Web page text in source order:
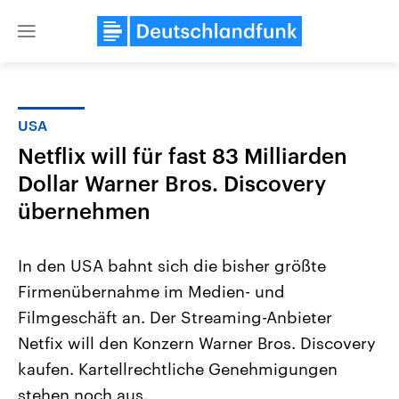
Close
Landtagswahl Sachsen-Anhalt
2026
Alle Informationen
Sachsen-Anhalt wählt am 6.
September 2026 einen neuen
Bundesland von einer Koalition aus
USA
Aktuelle Beiträge,
Hintergründe
Wirtschaftlich und
gehören die Vereinigten
den mächtigsten Ländern
USA
Netflix will für fast 83 Milliarden
Dollar Warner Bros. Discovery
übernehmen
In den USA bahnt sich die bisher größte
Firmenübernahme im Medien- und
Filmgeschäft an. Der Streaming-Anbieter
Netfix will den Konzern Warner Bros. Discovery
kaufen. Kartellrechtliche Genehmigungen
stehen noch aus.